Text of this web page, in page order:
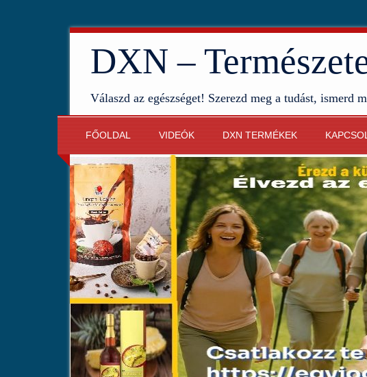
DXN –
Válaszd az egészséget! Szerezd meg a tudást, ismerd
FŐOLDAL VIDEÓK DXN TERMÉKEK